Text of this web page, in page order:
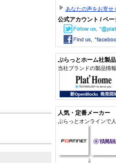
あなたの声をお寄せ
公式アカウント / ペー
ぷらっとホーム社製品
当社ブランドの製品情
人気・定番メーカー
ぷらっとオンラインで